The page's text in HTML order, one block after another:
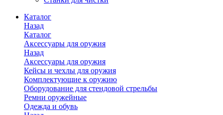
Каталог
Назад
Каталог
Аксессуары для оружия
Назад
Аксессуары для оружия
Кейсы и чехлы для оружия
Комплектующие к оружию
Оборудование для стендовой стрельбы
Ремни оружейные
Одежда и обувь